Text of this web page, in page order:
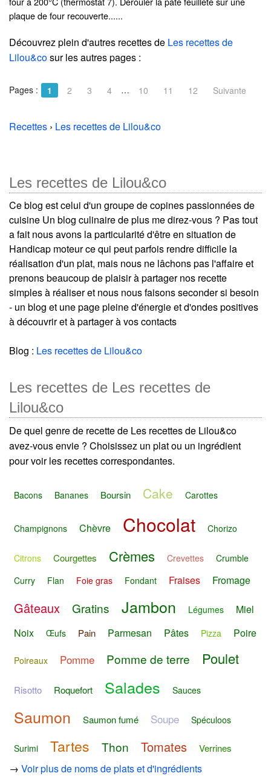
plaque de four recouverte......
Découvrez plein d'autres recettes de Les recettes de
Lilou&cosur les autres pages :
Pages : 1 2 3 4 … 10 11 12 Suivante
Recettes › Les recettes de Lilou&co
Les recettes de Lilou&co
Ce blog est celui d'un groupe de copines passionnées de
cuisine Un blog culinaire de plus me direz-vous ? Pas tout
a fait nous avons la particularité d'être en situation de
Handicap moteur ce qui peut parfois rendre difficile la
réalisation d'un plat, mais nous ne lâchons pas l'affaire et
prenons beaucoup de plaisir à partager nos recette
simples à réaliser et nous nous faisons seconder si besoin
- un blog et une page pleine d'énergie et d'ondes positives
à découvrir et à partager à vos contacts
Blog : Les recettes de Lilou&co
Les recettes de Les recettes de
Lilou&co
De quel genre de recette de Les recettes de Lilou&co
avez-vous envie ? Choisissez un plat ou un ingrédient
pour voir les recettes correspondantes.
Bacons Bananes Boursin Cake Carottes
Champignons Chèvre Chocolat Chorizo
Citrons Courgettes Crèmes Crevettes
Crumble
Curry
Flan Foie gras Fondant Fraises Fromage
Gâteaux Gratins Jambon Légumes
Miel
Noix
Œufs Pain Parmesan Pâtes Pizza Poire
Poireaux Pomme Pomme de terre Poulet
Risotto Roquefort Salades Sauces
Saumon Saumon fumé Soupe Spéculoos
Surimi Tartes Thon Tomates Verrines
→ Voir plus de noms de plats et d'ingrédients